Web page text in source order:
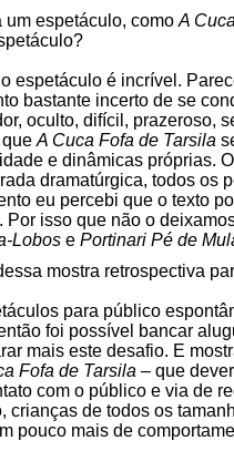
espetáculo, como A
espetáculo é incrível.
bastante incerto de se
oculto, difícil, prazeroso,
A Cuca Fofa de Tarsila
e dinâmicas próprias.
dramatúrgica, todos os
eu percebi que o texto
isso que não o
Lobos e Portinari Pé de
mostra retrospectiva
para público
foi possível bancar
mais este desafio. E
Fofa de Tarsila – que
com o público e via de
crianças de todos os
pouco mais de